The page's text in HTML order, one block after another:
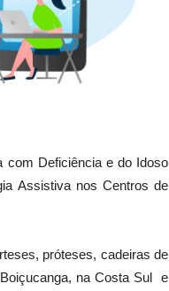
com Deficiência e do Idoso
Assistiva nos Centros de
próteses, cadeiras de
na Costa Sul e